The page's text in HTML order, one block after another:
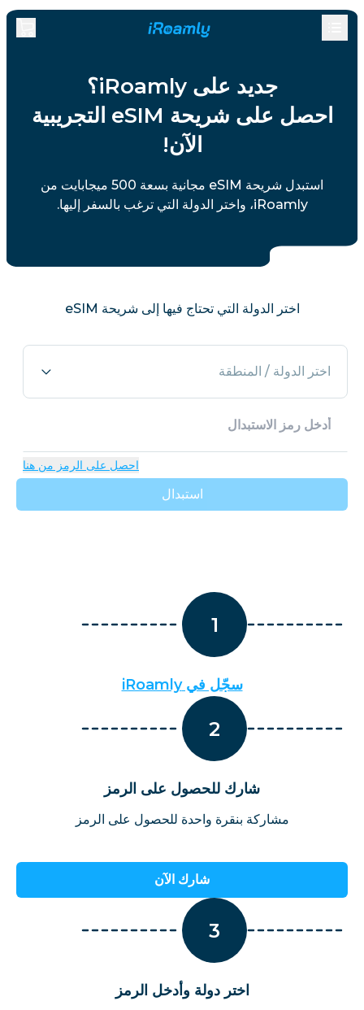
جديد على iRoamly؟
احصل على شريحة eSIM التجريبية
الآن!
استبدل شريحة eSIM مجانية بسعة 500 ميجابايت من
iRoamly، واختر الدولة التي ترغب بالسفر إليها.
اختر الدولة التي تحتاج فيها إلى شريحة eSIM
اختر الدولة / المنطقة
احصل على الرمز من هنا
استبدال
1
سجّل في iRoamly
2
شارك للحصول على الرمز
مشاركة بنقرة واحدة للحصول على الرمز
شارك الآن
3
اختر دولة وأدخل الرمز